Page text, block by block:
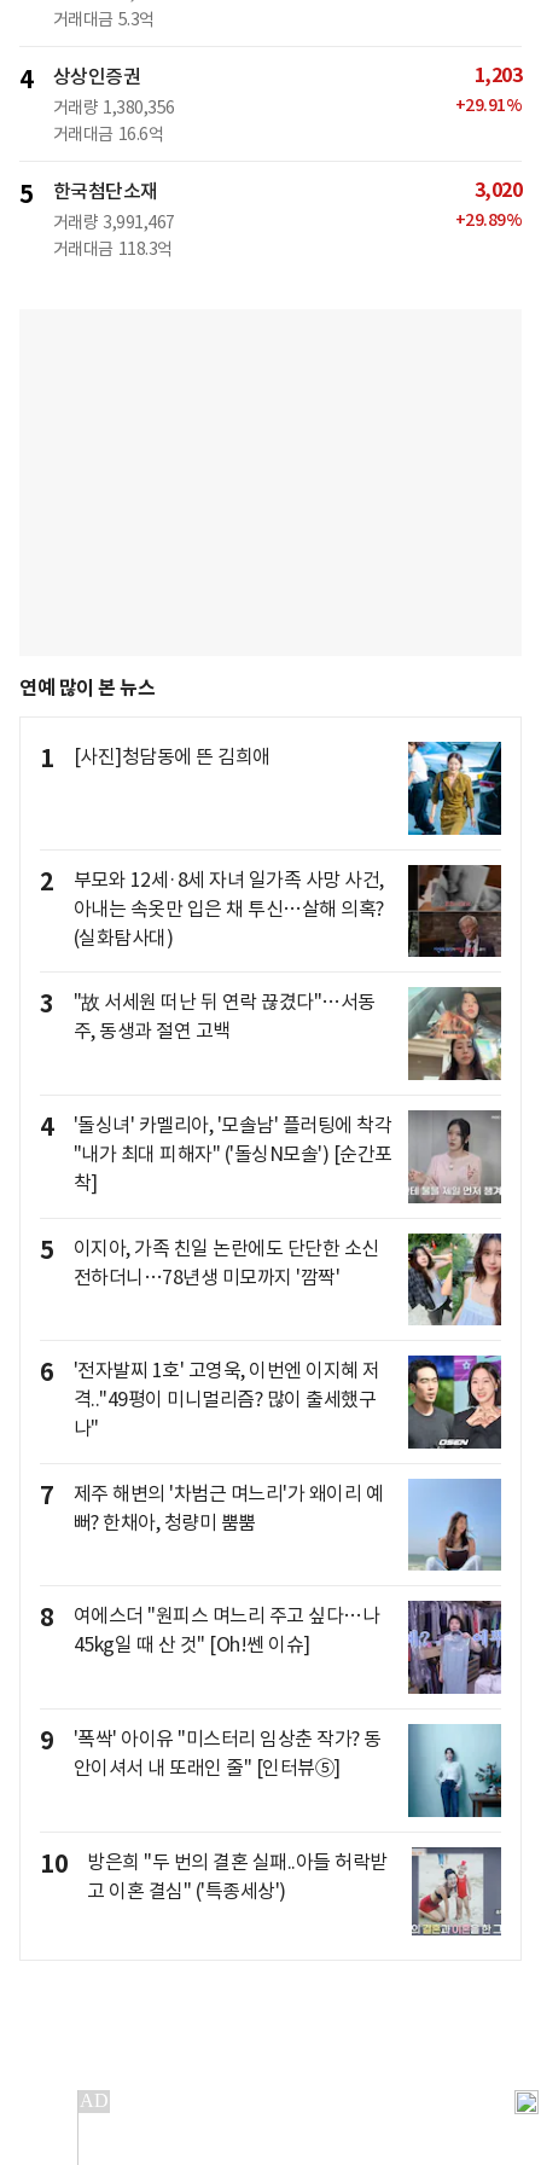
거래대금 5.3억
4 상상인증권
거래량 1,380,356
거래대금 16.6억
1,203
+29.91%
5 한국첨단소재
거래량 3,991,467
거래대금 118.3억
3,020
+29.89%
연예 많이 본 뉴스
1 [사진]청담동에 뜬 김희애
2
부모와 12세·8세 자녀 일가족 사망 사건,
아내는 속옷만 입은 채 투신…살해 의혹?
(실화탐사대)
3
"故 서세원 떠난 뒤 연락 끊겼다"…서동
주, 동생과 절연 고백
4
'돌싱녀' 카멜리아, '모솔남' 플러팅에 착각
"내가 최대 피해자" ('돌싱N모솔') [순간포
착]
5
이지아, 가족 친일 논란에도 단단한 소신
전하더니…78년생 미모까지 '깜짝'
6
'전자발찌 1호' 고영욱, 이번엔 이지혜 저
격.."49평이 미니멀리즘? 많이 출세했구
나"
7
제주 해변의 '차범근 며느리'가 왜이리 예
뻐? 한채아, 청량미 뿜뿜
8
여에스더 "원피스 며느리 주고 싶다…나
45kg일 때 산 것" [Oh!쎈 이슈]
9
'폭싹' 아이유 "미스터리 임상춘 작가? 동
안이셔서 내 또래인 줄" [인터뷰⑤]
10
방은희 "두 번의 결혼 실패..아들 허락받
고 이혼 결심" ('특종세상')